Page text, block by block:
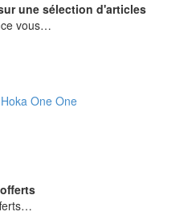
une sélection d'articles
vous…
One One